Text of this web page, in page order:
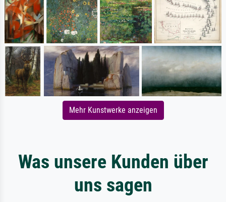
Mehr Kunstwerke anzeigen
Was unsere Kunden über
uns sagen